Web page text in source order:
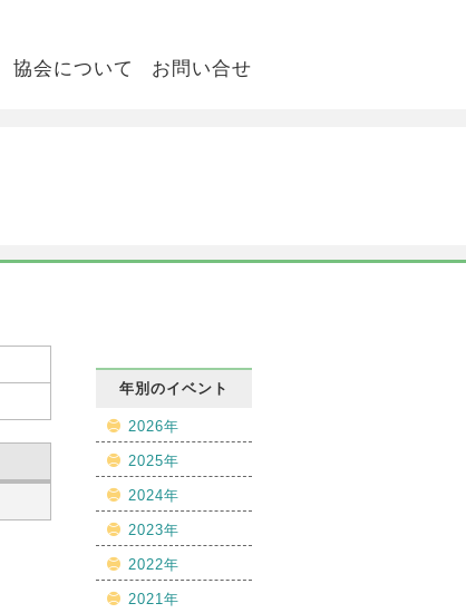
協会について お問い合せ
年別のイベント
2026年
2025年
2024年
2023年
2022年
2021年